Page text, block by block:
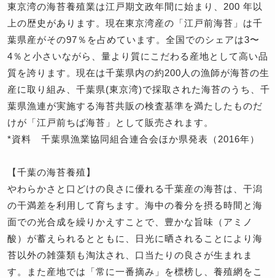
東京湾の海苔養殖業は江戸期文政年間に始まり、200 年以
上の歴史があります。現在東京湾産の「江戸前海苔」は千
葉県産がその97％を占めています。全国でのシェアは3〜
4％と小さいながら、量より質にこだわる産地として高い品
質を誇ります。現在は千葉県内の約200人の漁師が海苔の生
産に取り組み、千葉県(東京湾)で採取された海苔のうち、千
葉県漁連が実施する海苔共販の検査基準を満たしたものだ
けが「江戸前ちば海苔」として販売されます。
*資料 千葉県漁業協同組合連合会ほか県発表（2016年）
【千葉の海苔養殖】
やわらかさと口どけの良さに優れる千葉産の海苔は、干潟
の干満差を利用して育ちます。海中の養分を摂る時間と海
面での光合成を繰りかえすことで、豊かな旨味（アミノ
酸）が蓄えられるとともに、日光に晒されることにより海
苔以外の雑藻類も淘汰され、口当たりの良さが生まれま
す。また産地では「常に一番摘み」を標榜し、養殖網をこ